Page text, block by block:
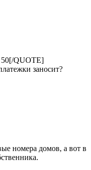
50[/QUOTE]
заносит?
номера домов, а вот в